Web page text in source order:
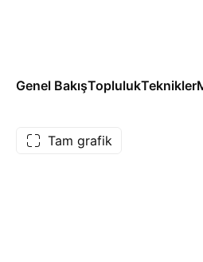
Genel BakışToplulukTeknikler
Tam grafik